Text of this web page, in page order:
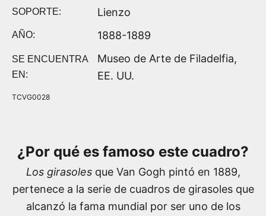
SOPORTE: Lienzo
AÑO: 1888-1889
SE ENCUENTRA
EN:
Museo de Arte de Filadelfia,
EE. UU.
TCVG0028
¿Por qué es famoso este cuadro?
Los girasolesque Van Gogh pintó en 1889,
pertenece a la serie de cuadros de girasoles que
alcanzó la fama mundial por ser uno de los